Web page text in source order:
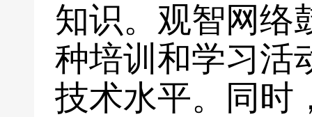
知识。观智网络
种培训和学习活
技术水平。同时